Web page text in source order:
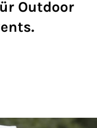
Outdoor